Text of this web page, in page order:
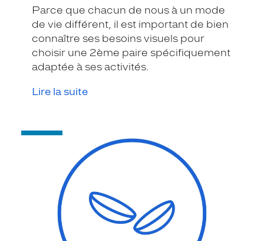
Parce que chacun de nous à un mode
de vie différent, il est important de bien
connaître ses besoins visuels pour
choisir une 2ème paire spécifiquement
adaptée à ses activités.
Lire la suite
-